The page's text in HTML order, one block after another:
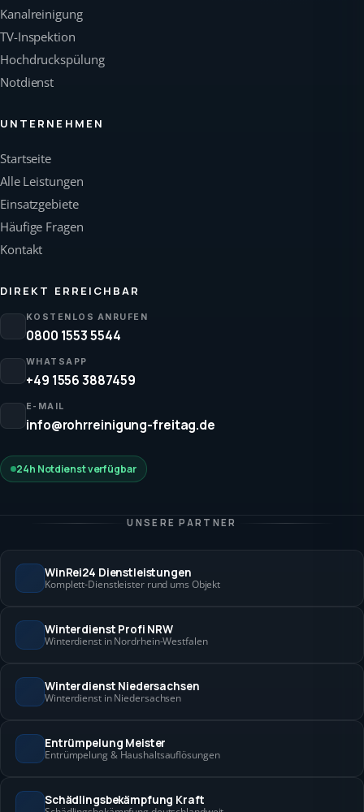
Kanalreinigung
TV-Inspektion
Hochdruckspülung
Notdienst
UNTERNEHMEN
Startseite
Alle Leistungen
Einsatzgebiete
Häufige Fragen
Kontakt
DIREKT ERREICHBAR
KOSTENLOS ANRUFEN
0800 1553 5544
WHATSAPP
+49 1556 3887459
E-MAIL
info@rohrreinigung-freitag.de
24h Notdienst verfügbar
UNSERE PARTNER
WinRei24 Dienstleistungen
Komplett-Dienstleister rund ums Objekt
Winterdienst Profi NRW
Winterdienst in Nordrhein-Westfalen
Winterdienst Niedersachsen
Winterdienst in Niedersachsen
Entrümpelung Meister
Entrümpelung & Haushaltsauflösungen
Schädlingsbekämpfung Kraft